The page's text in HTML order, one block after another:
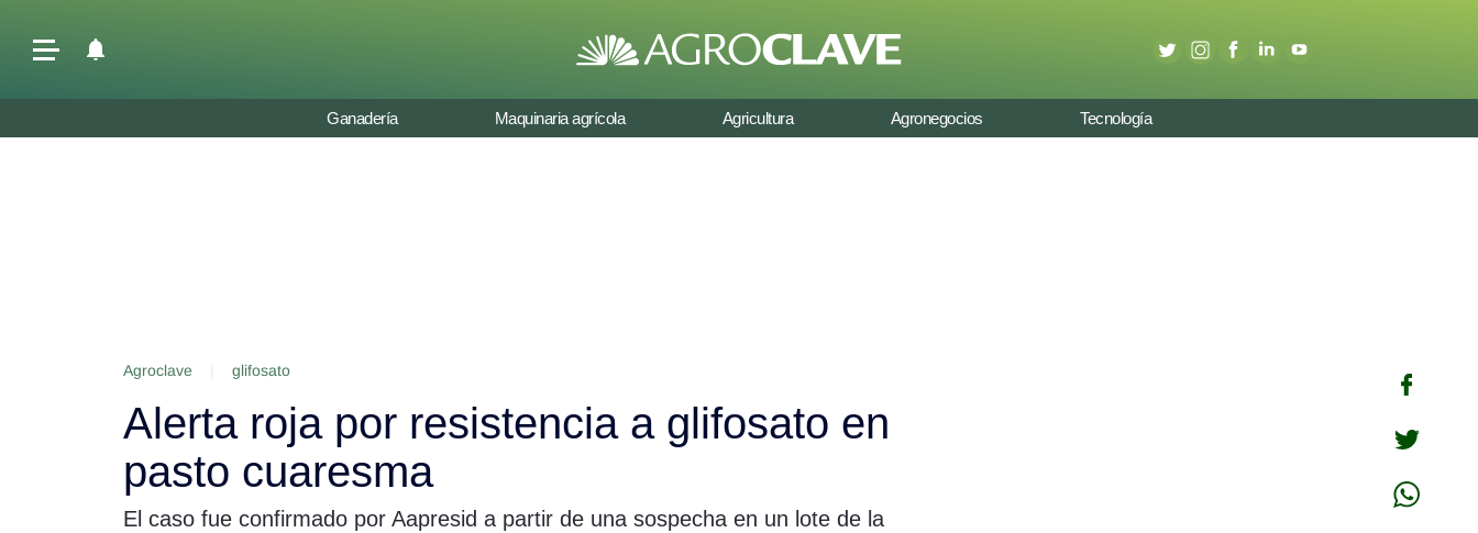
Ganadería Maquinaria agrícola Agricultura Agronegocios Tecnología
Agroclave glifosato
Alerta roja por resistencia a glifosato en
pasto cuaresma
El caso fue confirmado por Aapresid a partir de una sospecha en un lote de la